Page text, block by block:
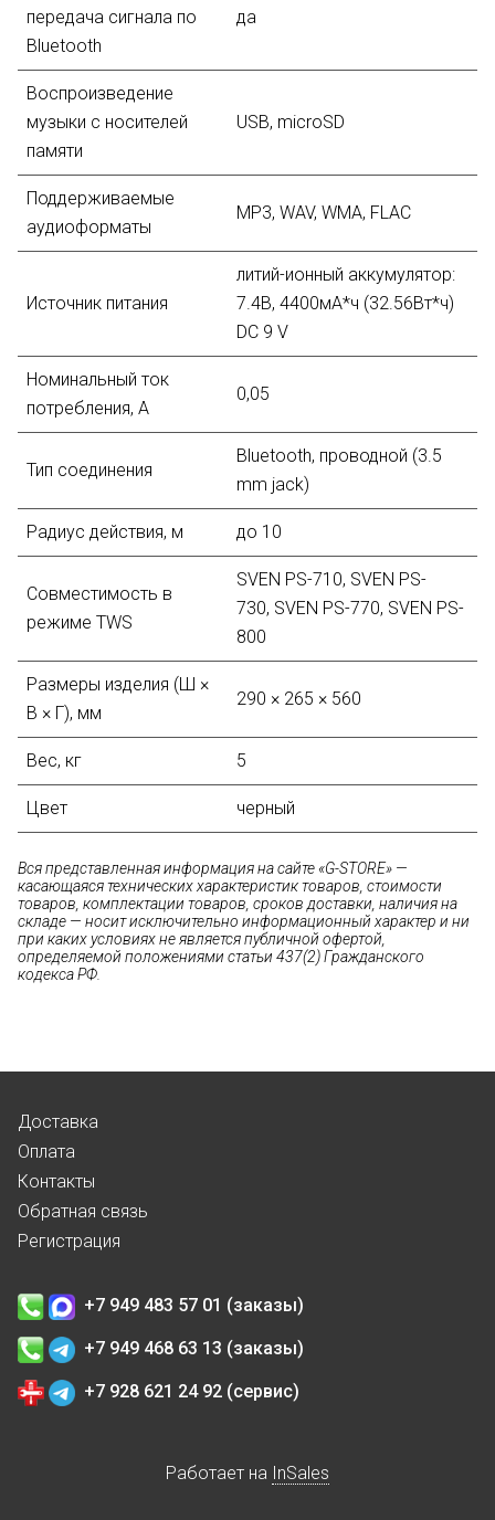
передача сигнала по
Bluetooth
да
Воспроизведение
музыки с носителей
памяти
USB, microSD
Поддерживаемые
аудиоформаты
MP3, WAV, WMA, FLAC
Источник питания
литий-ионный aккумулятор:
7.4В, 4400мА*ч (32.56Вт*ч)
DC 9 V
Номинальный ток
потребления, А
0,05
Тип соединения
Bluetooth, проводной (3.5
mm jack)
Радиус действия, м до 10
Совместимость в
режиме TWS
SVEN PS-710, SVEN PS-
730, SVEN PS-770, SVEN PS-
800
Размеры изделия (Ш ×
В × Г), мм
290 × 265 × 560
Вес, кг 5
Цвет черный
Вся представленная информация на сайте «G-STORE» —
касающаяся технических характеристик товаров, стоимости
товаров, комплектации товаров, сроков доставки, наличия на
складе — носит исключительно информационный характер и ни
при каких условиях не является публичной офертой,
определяемой положениями статьи 437(2) Гражданского
кодекса РФ.
Доставка
Оплата
Контакты
Обратная связь
Регистрация
+7 949 483 57 01 (заказы)
+7 949 468 63 13 (заказы)
+7 928 621 24 92 (сервис)
Работает на InSales